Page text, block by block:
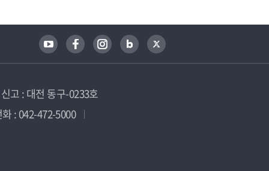
고 : 대전 동구-0233호
: 042-472-5000